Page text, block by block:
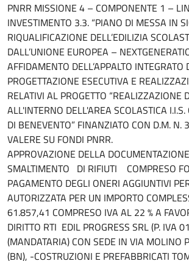
PNRR MISSIONE 4 – COMPONENTE 1 –
INVESTIMENTO 3.3. “PIANO DI MESSA IN
RIQUALIFICAZIONE DELL’EDILIZIA
DALL’UNIONE EUROPEA –
AFFIDAMENTO DELL’APPALTO INTEGRATO
PROGETTAZIONE ESECUTIVA E
RELATIVI AL PROGETTO “REALIZZAZIONE
ALL'INTERNO DELL'AREA SCOLASTICA
DI BENEVENTO” FINANZIATO CON D.M.
VALERE SU FONDI PNRR.
APPROVAZIONE DELLA
SMALTIMENTO DI RIFIUTI COMPRESO
PAGAMENTO DEGLI ONERI AGGIUNTIVI
AUTORIZZATA PER UN IMPORTO
61.857,41 COMPRESO IVA AL 22 % A
DIRITTO RTI EDIL PROGRESS SRL (P. IVA
(MANDATARIA) CON SEDE IN VIA MOLINO
(BN), -COSTRUZIONI E PREFABBRICATI